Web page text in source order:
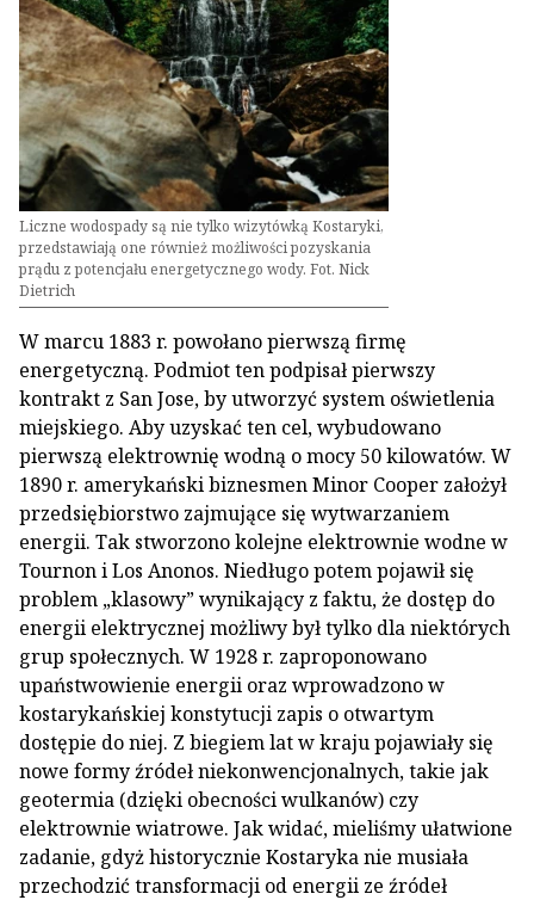
Liczne wodospady są nie tylko wizytówką Kostaryki,
przedstawiają one również możliwości pozyskania
prądu z potencjału energetycznego wody. Fot. Nick
Dietrich
W marcu 1883 r. powołano pierwszą firmę
energetyczną. Podmiot ten podpisał pierwszy
kontrakt z San Jose, by utworzyć system oświetlenia
miejskiego. Aby uzyskać ten cel, wybudowano
pierwszą elektrownię wodną o mocy 50 kilowatów. W
1890 r. amerykański biznesmen Minor Cooper założył
przedsiębiorstwo zajmujące się wytwarzaniem
energii. Tak stworzono kolejne elektrownie wodne w
Tournon i Los Anonos. Niedługo potem pojawił się
problem „klasowy” wynikający z faktu, że dostęp do
energii elektrycznej możliwy był tylko dla niektórych
grup społecznych. W 1928 r. zaproponowano
upaństwowienie energii oraz wprowadzono w
kostarykańskiej konstytucji zapis o otwartym
dostępie do niej. Z biegiem lat w kraju pojawiały się
nowe formy źródeł niekonwencjonalnych, takie jak
geotermia (dzięki obecności wulkanów) czy
elektrownie wiatrowe. Jak widać, mieliśmy ułatwione
zadanie, gdyż historycznie Kostaryka nie musiała
przechodzić transformacji od energii ze źródeł